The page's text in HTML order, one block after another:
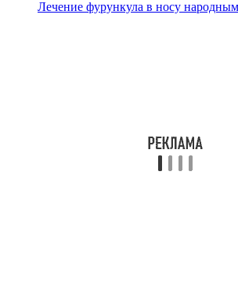
Лечение фурункула в носу